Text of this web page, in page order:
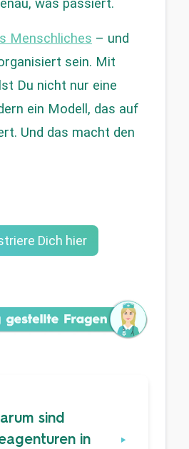
was passiert.
Menschliches – und
sein. Mit
Du nicht nur eine
ein Modell, das auf
Und das macht den
Dich hier
sind
in